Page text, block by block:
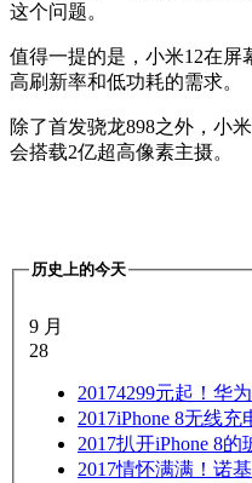
这个问题。
值得一提的是，小米12在屏
高刷新率和低功耗的需求。
除了首发骁龙898之外，小
会搭载2亿超高像素主摄。
历史上的今天
9 月
28
20174299元起！华
2017iPhone 8无线充
2017扒开iPhone 8的
2017情怀满满！诺